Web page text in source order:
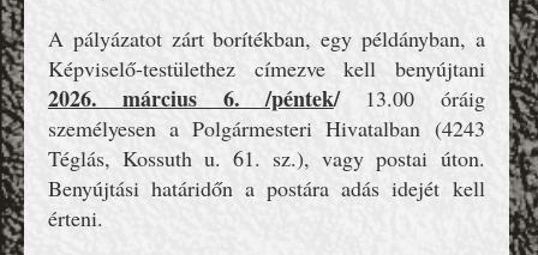
A pályázatot zárt borítékban, egy példányban, a
Képviselő-testülethez címezve kell benyújtani
2026. március 6. /péntek/
13.00 óráig
személyesen a Polgármesteri Hivatalban (4243
Téglás, Kossuth u. 61. sz.), vagy postai úton.
Benyújtási határidőn a postára adás idejét kell
érteni.